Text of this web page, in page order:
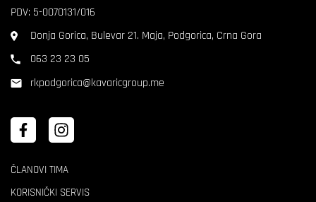
PDV: 5-0070131/016
Donja Gorica, Bulevar 21. Maja, Podgorica, Crna Gora
063 23 23 05
rkpodgorica@kavaricgroup.me
ČLANOVI TIMA
KORISNIČKI SERVIS